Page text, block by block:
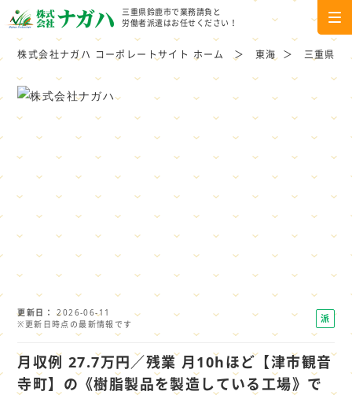
三重県鈴鹿市で業務請負と
労働者派遣はお任せください！
株式会社ナガハ コーポレートサイト ホーム 東海 三重県
更新日
2026-06-11
※更新日時点の最新情報です
派
社
員
月収例 27.7万円／残業 月10hほど【津市観音
寺町】の《樹脂製品を製造している工場》で